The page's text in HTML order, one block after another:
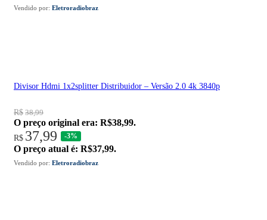
Vendido por: Eletroradiobraz
Divisor Hdmi 1x2splitter Distribuidor – Versão 2.0 4k 3840p
R$ 38,99
O preço original era: R$38,99.
R$ 37,99 -3%
O preço atual é: R$37,99.
Vendido por: Eletroradiobraz